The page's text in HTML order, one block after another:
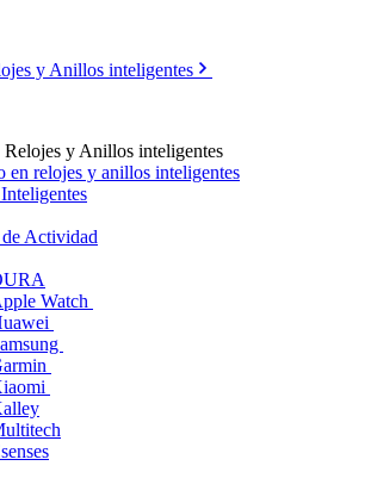
y Anillos inteligentes
Relojes y Anillos inteligentes
en relojes y anillos inteligentes
Actividad
Watch